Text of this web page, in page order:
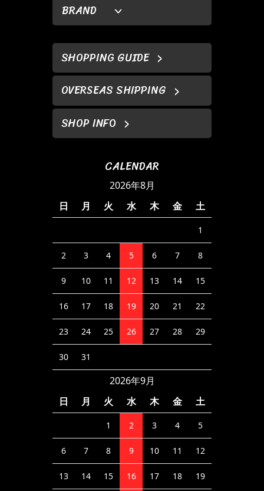
BRAND
SHOPPING GUIDE
OVERSEAS SHIPPING
SHOP INFO
CALENDAR
2026年8月
日
月 火 水 木 金 土
1
2 3 4 5 6 7 8
9 10 11 12 13 14 15
16 17 18 19 20 21 22
23 24 25 26 27 28 29
30 31
2026年9月
日
月 火 水 木 金 土
1 2 3 4 5
6 7 8 9 10 11 12
13 14 15 16 17 18 19